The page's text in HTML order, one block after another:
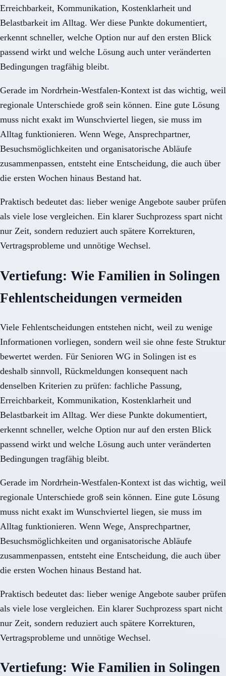
Erreichbarkeit, Kommunikation, Kostenklarheit und
Belastbarkeit im Alltag. Wer diese Punkte dokumentiert,
erkennt schneller, welche Option nur auf den ersten Blick
passend wirkt und welche Lösung auch unter veränderten
Bedingungen tragfähig bleibt.
Gerade im Nordrhein-Westfalen-Kontext ist das wichtig, weil
regionale Unterschiede groß sein können. Eine gute Lösung
muss nicht exakt im Wunschviertel liegen, sie muss im
Alltag funktionieren. Wenn Wege, Ansprechpartner,
Besuchsmöglichkeiten und organisatorische Abläufe
zusammenpassen, entsteht eine Entscheidung, die auch über
die ersten Wochen hinaus Bestand hat.
Praktisch bedeutet das: lieber wenige Angebote sauber prüfen
als viele lose vergleichen. Ein klarer Suchprozess spart nicht
nur Zeit, sondern reduziert auch spätere Korrekturen,
Vertragsprobleme und unnötige Wechsel.
Vertiefung: Wie Familien in Solingen
Fehlentscheidungen vermeiden
Viele Fehlentscheidungen entstehen nicht, weil zu wenige
Informationen vorliegen, sondern weil sie ohne feste Struktur
bewertet werden. Für Senioren WG in Solingen ist es
deshalb sinnvoll, Rückmeldungen konsequent nach
denselben Kriterien zu prüfen: fachliche Passung,
Erreichbarkeit, Kommunikation, Kostenklarheit und
Belastbarkeit im Alltag. Wer diese Punkte dokumentiert,
erkennt schneller, welche Option nur auf den ersten Blick
passend wirkt und welche Lösung auch unter veränderten
Bedingungen tragfähig bleibt.
Gerade im Nordrhein-Westfalen-Kontext ist das wichtig, weil
regionale Unterschiede groß sein können. Eine gute Lösung
muss nicht exakt im Wunschviertel liegen, sie muss im
Alltag funktionieren. Wenn Wege, Ansprechpartner,
Besuchsmöglichkeiten und organisatorische Abläufe
zusammenpassen, entsteht eine Entscheidung, die auch über
die ersten Wochen hinaus Bestand hat.
Praktisch bedeutet das: lieber wenige Angebote sauber prüfen
als viele lose vergleichen. Ein klarer Suchprozess spart nicht
nur Zeit, sondern reduziert auch spätere Korrekturen,
Vertragsprobleme und unnötige Wechsel.
Vertiefung: Wie Familien in Solingen